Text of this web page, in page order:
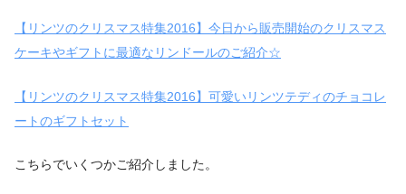
【リンツのクリスマス特集2016】今日から販売開始のクリスマス
ケーキやギフトに最適なリンドールのご紹介☆
【リンツのクリスマス特集2016】可愛いリンツテディのチョコレ
ートのギフトセット
こちらでいくつかご紹介しました。